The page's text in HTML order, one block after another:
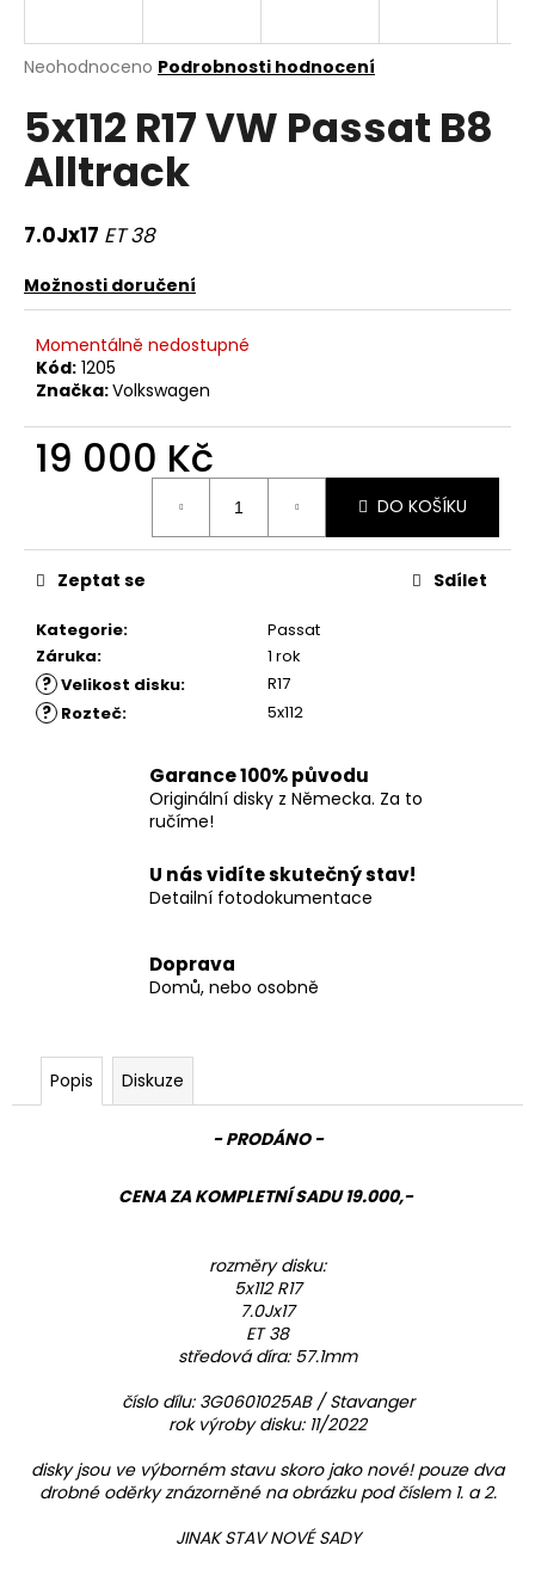
Průměrné
produktu
je
0,0
z
hvězdiček.
Neohodnoceno Podrobnosti hodnocení
5x112 R17 VW Passat B8
Alltrack
7.0Jx17 ET 38
Možnosti doručení
Momentálně nedostupné
Kód: 1205
Značka:Volkswagen
19 000 Kč
DO KOŠÍKU
Kategorie:
Passat
Záruka: 1 rok
? Velikost disku: R17
? Rozteč: 5x112
Zeptat se Sdílet
Garance 100% původu
Originální disky z Německa. Za to
ručíme!
U nás vidíte skutečný stav!
Detailní fotodokumentace
Doprava
Domů, nebo osobně
Popis Diskuze
- PRODÁNO -
CENA ZA KOMPLETNÍ SADU 19.000,-
rozměry disku:
5x112 R17
7.0Jx17
ET 38
středová díra: 57.1mm
číslo dílu: 3G0601025AB / Stavanger
rok výroby disku: 11/2022
disky jsou ve výborném stavu skoro jako nové! pouze dva
drobné oděrky znázorněné na obrázku pod číslem 1. a 2.
JINAK STAV NOVÉ SADY
j
t
?
D
o
p
e
m
e